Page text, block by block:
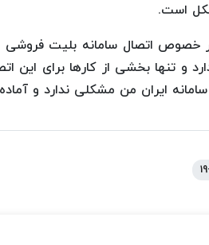
است.
خصوص اتصال سامانه بلیت فروشی
و تنها بخشی از کارها برای این
سامانه ایران من مشکلی ندارد و